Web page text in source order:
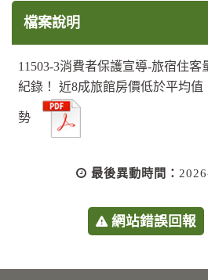
檔案說明
11503-3消費者保護宣導-旅宿住客
紀錄！ 近8成旅館房價低於平均值
勢
最後異動時間：
網站錯誤回報